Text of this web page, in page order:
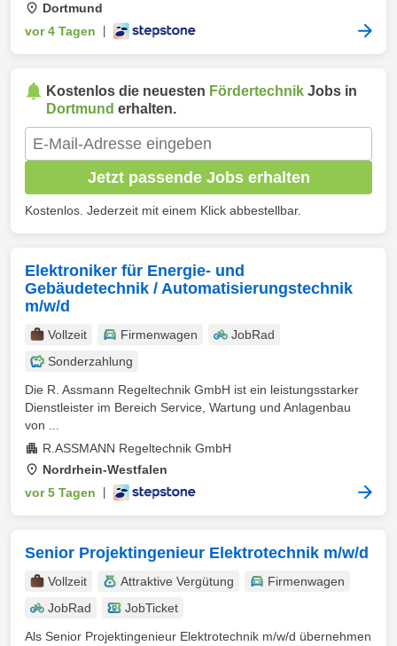
Dortmund
vor 4 Tagen
Kostenlos die neuesten Fördertechnik Jobs in
Dortmund erhalten.
Jetzt passende Jobs erhalten
Kostenlos. Jederzeit mit einem Klick abbestellbar.
Elektroniker für Energie- und
Gebäudetechnik / Automatisierungstechnik
m/w/d
Vollzeit Firmenwagen
JobRad
Sonderzahlung
Die R. Assmann Regeltechnik GmbH ist ein leistungsstarker
Dienstleister im Bereich Service, Wartung und Anlagenbau
von ...
R.ASSMANN Regeltechnik GmbH
Nordrhein-Westfalen
vor 5 Tagen
Senior Projektingenieur Elektrotechnik m/w/d
Vollzeit Attraktive Vergütung
Firmenwagen
JobRad
JobTicket
Als Senior Projektingenieur Elektrotechnik m/w/d übernehmen